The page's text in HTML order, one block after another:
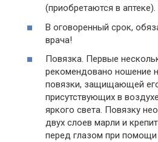
(приобретаются в аптеке).
В оговоренный срок,
врача!
Повязка. Первые
рекомендовано ношение
повязки, защищающей
присутствующих в
яркого света. Повязку
двух слоев марли и
перед глазом при помощи